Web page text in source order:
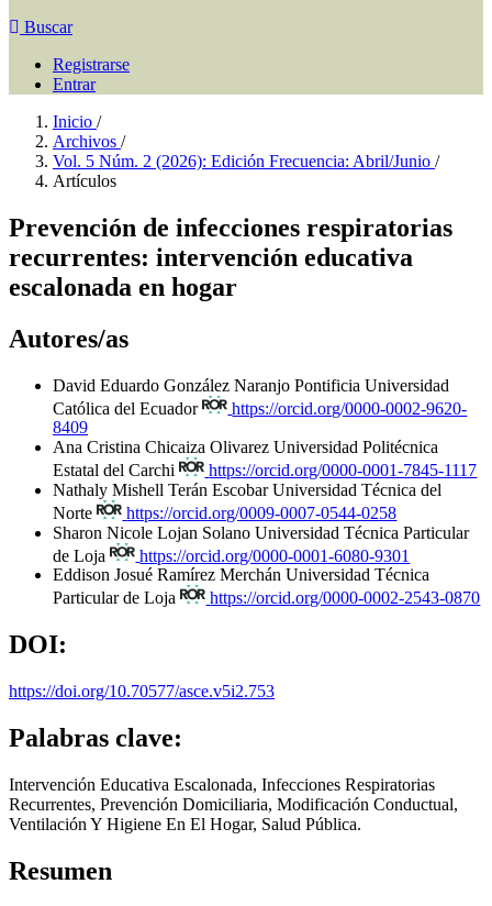
Buscar
Registrarse
Entrar
Inicio /
Archivos /
Vol. 5 Núm. 2 (2026): Edición Frecuencia: Abril/Junio /
Artículos
Prevención de infecciones respiratorias
recurrentes: intervención educativa
escalonada en hogar
Autores/as
David Eduardo González Naranjo Pontificia Universidad
Católica del Ecuador
https://orcid.org/0000-0002-9620-
8409
Ana Cristina Chicaiza Olivarez Universidad Politécnica
Estatal del Carchi
https://orcid.org/0000-0001-7845-1117
Nathaly Mishell Terán EscobarUniversidad Técnica del
Norte
https://orcid.org/0009-0007-0544-0258
Sharon Nicole Lojan Solano Universidad Técnica Particular
de Loja
https://orcid.org/0000-0001-6080-9301
Eddison Josué Ramírez Merchán Universidad Técnica
Particular de Loja
https://orcid.org/0000-0002-2543-0870
DOI:
https://doi.org/10.70577/asce.v5i2.753
Palabras clave:
Intervención Educativa Escalonada, Infecciones Respiratorias
Recurrentes, Prevención Domiciliaria, Modificación Conductual,
Ventilación Y Higiene En El Hogar, Salud Pública.
Resumen